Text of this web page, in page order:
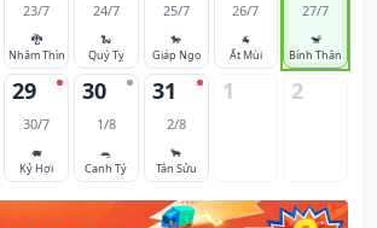
23/7
🐉
Nhâm Thìn
24/7
🐍
Quý Tỵ
25/7
🐎
Giáp Ngọ
26/7
🐐
Ất Mùi
27/7
🐒
Bính Thân
29
30/7
🐖
Kỷ Hợi
30
1/8
🐀
Canh Tý
31
2/8
🐂
Tân Sửu
1 2